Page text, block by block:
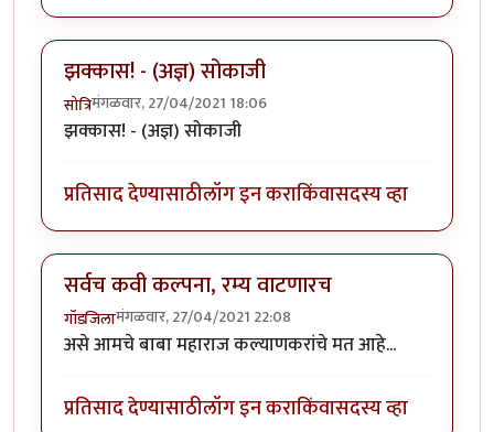
झक्कास! - (अज्ञ) सोकाजी
सोत्रिमंगळवार, 27/04/2021 18:06
झक्कास! - (अज्ञ) सोकाजी
प्रतिसाद देण्यासाठीलॉग इन कराकिंवासदस्य व्हा
सर्वच कवी कल्पना, रम्य वाटणारच
गॉडजिलामंगळवार, 27/04/2021 22:08
असे आमचे बाबा महाराज कल्याणकरांचे मत आहे...
प्रतिसाद देण्यासाठीलॉग इन कराकिंवासदस्य व्हा